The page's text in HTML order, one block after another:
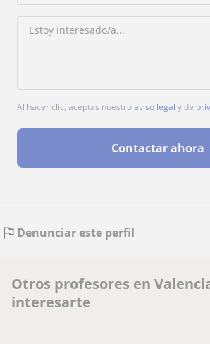
Al hacer clic, aceptas nuestroaviso legal y de
Contactar ahora
Denunciar este perfil
Otros profesores en
interesarte